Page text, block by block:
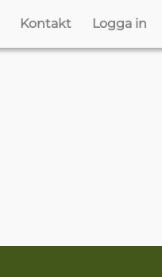
Kontakt Logga in